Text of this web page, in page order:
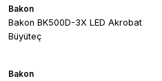
Bakon
Bakon BK500D-3X LED Akrobat
Büyüteç
Bakon